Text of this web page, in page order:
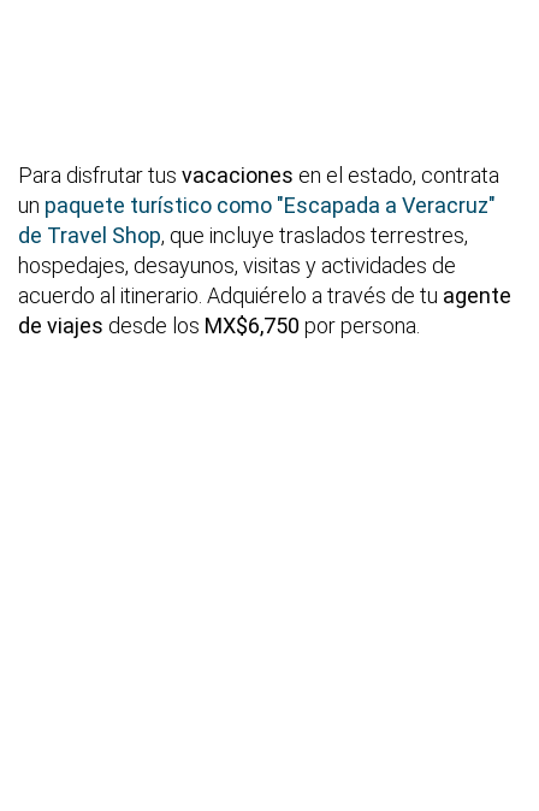
Para disfrutar tus vacaciones en el estado, contrata
un paquete turístico como "Escapada a Veracruz"
de Travel Shop, que incluye traslados terrestres,
hospedajes, desayunos, visitas y actividades de
acuerdo al itinerario. Adquiérelo a través de tu agente
de viajes desde los MX$6,750 por persona.